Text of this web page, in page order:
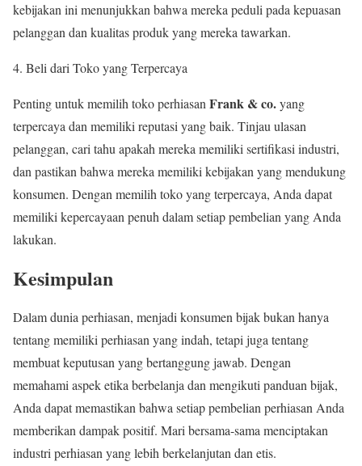
kebijakan ini menunjukkan bahwa mereka peduli pada kepuasan
pelanggan dan kualitas produk yang mereka tawarkan.
Beli dari Toko yang Terpercaya
Penting untuk memilih toko perhiasanFrank & co.yang
terpercaya dan memiliki reputasi yang baik. Tinjau ulasan
pelanggan, cari tahu apakah mereka memiliki sertifikasi industri,
dan pastikan bahwa mereka memiliki kebijakan yang mendukung
konsumen. Dengan memilih toko yang terpercaya, Anda dapat
memiliki kepercayaan penuh dalam setiap pembelian yang Anda
lakukan.
Kesimpulan
Dalam dunia perhiasan, menjadi konsumen bijak bukan hanya
tentang memiliki perhiasan yang indah, tetapi juga tentang
membuat keputusan yang bertanggung jawab. Dengan
memahami aspek etika berbelanja dan mengikuti panduan bijak,
Anda dapat memastikan bahwa setiap pembelian perhiasan Anda
memberikan dampak positif. Mari bersama-sama menciptakan
industri perhiasan yang lebih berkelanjutan dan etis.